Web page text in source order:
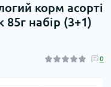
корм асорті
набір (3+1)
0